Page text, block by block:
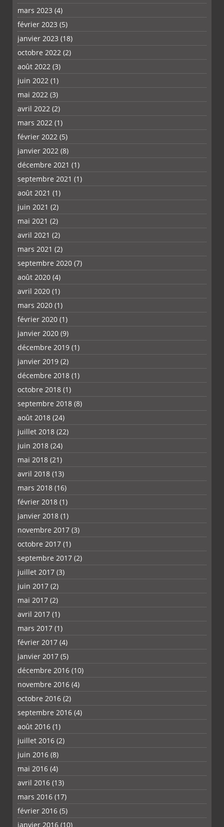
mars 2023 (4)
février 2023 (5)
janvier 2023 (18)
octobre 2022 (2)
août 2022 (3)
juin 2022 (1)
mai 2022 (3)
avril 2022 (2)
mars 2022 (1)
février 2022 (5)
janvier 2022 (8)
décembre 2021 (1)
septembre 2021 (1)
août 2021 (1)
juin 2021 (2)
mai 2021 (2)
avril 2021 (2)
mars 2021 (2)
septembre 2020 (7)
août 2020 (4)
avril 2020 (1)
mars 2020 (1)
février 2020 (1)
janvier 2020 (9)
décembre 2019 (1)
janvier 2019 (2)
décembre 2018 (1)
octobre 2018 (1)
septembre 2018 (8)
août 2018 (24)
juillet 2018 (22)
juin 2018 (24)
mai 2018 (21)
avril 2018 (13)
mars 2018 (16)
février 2018 (1)
janvier 2018 (1)
novembre 2017 (3)
octobre 2017 (1)
septembre 2017 (2)
juillet 2017 (3)
juin 2017 (2)
mai 2017 (2)
avril 2017 (1)
mars 2017 (1)
février 2017 (4)
janvier 2017 (5)
décembre 2016 (10)
novembre 2016 (4)
octobre 2016 (2)
septembre 2016 (4)
août 2016 (1)
juillet 2016 (2)
juin 2016 (8)
mai 2016 (4)
avril 2016 (13)
mars 2016 (17)
février 2016 (5)
janvier 2016 (10)